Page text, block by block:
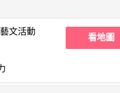
文活動
看地圖